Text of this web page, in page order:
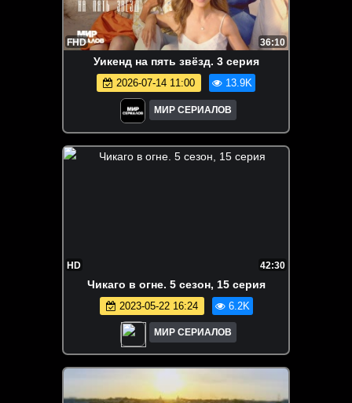
FHD 36:10
Уикенд на пять звёзд. 3 серия
2026-07-14 11:00 13.9K
МИР СЕРИАЛОВ
HD 42:30
Чикаго в огне. 5 сезон, 15 серия
2023-05-22 16:24 6.2K
МИР СЕРИАЛОВ